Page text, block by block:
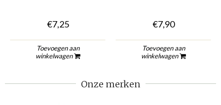
€7,25
Toevoegen aan
winkelwagen
€7,90
Toevoegen aan
winkelwagen
Onze merken